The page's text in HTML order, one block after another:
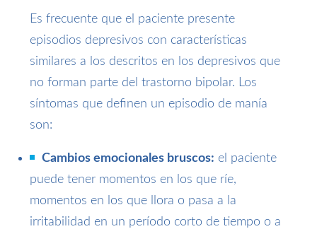
Es frecuente que el paciente presente
episodios depresivos con características
similares a los descritos en los depresivos que
no forman parte del trastorno bipolar. Los
síntomas que definen un episodio de manía
son:
Cambios emocionales bruscos: el paciente
puede tener momentos en los que ríe,
momentos en los que llora o pasa a la
irritabilidad en un período corto de tiempo o a